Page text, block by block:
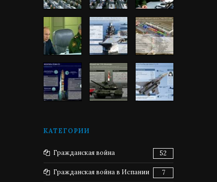
КАТЕГОРИИ
Гражданская война 52
Гражданская война в Испании 7